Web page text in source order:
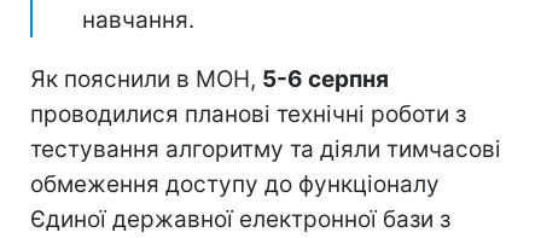
навчання.
Як пояснили в МОН, 5-6 серпня
проводилися планові технічні роботи з
тестування алгоритму та діяли тимчасові
обмеження доступу до функціоналу
Єдиної державної електронної бази з